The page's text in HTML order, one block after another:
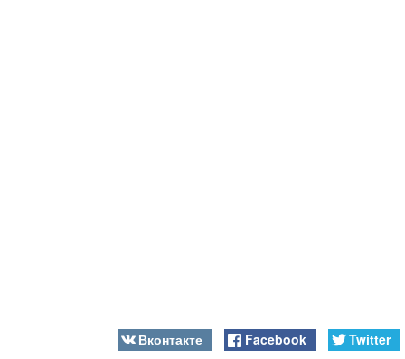
Вконтакте Facebook Twitter